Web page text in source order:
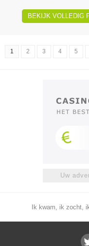
BEKIJK VOLLEDIG
1 2 3 4 5
Uw
Ik kwam, ik zocht,